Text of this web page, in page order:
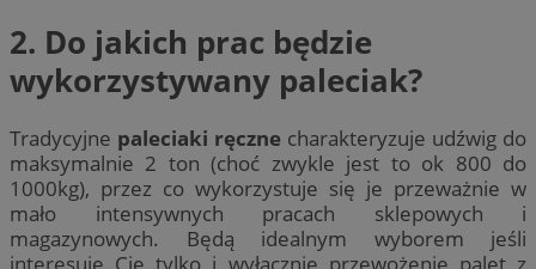
2. Do jakich prac będzie
wykorzystywany paleciak?
Tradycyjne paleciaki ręczne charakteryzuje udźwig do
maksymalnie 2 ton (choć zwykle jest to ok 800 do
1000kg), przez co wykorzystuje się je przeważnie w
mało intensywnych pracach sklepowych i
magazynowych. Będą idealnym wyborem jeśli
interesuje Cię tylko i wyłącznie przewożenie palet z